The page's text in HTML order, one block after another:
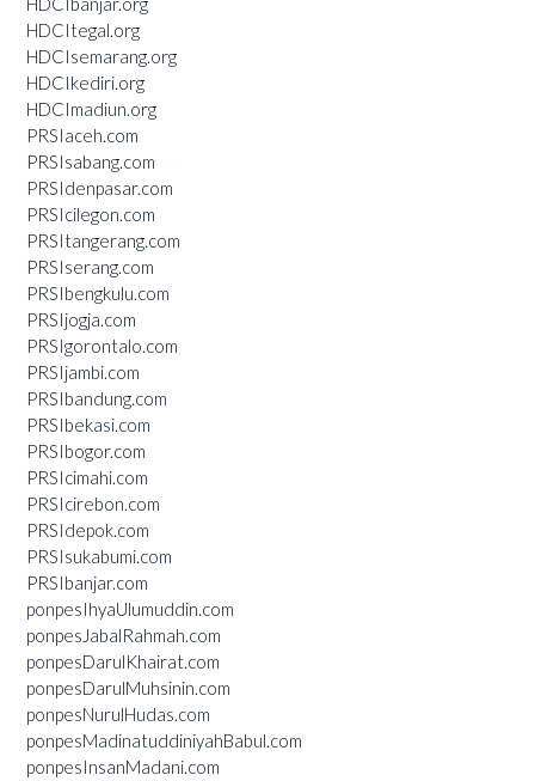
HDCItegal.org
HDCIsemarang.org
HDCIkediri.org
HDCImadiun.org
PRSIaceh.com
PRSIsabang.com
PRSIdenpasar.com
PRSIcilegon.com
PRSItangerang.com
PRSIserang.com
PRSIbengkulu.com
PRSIjogja.com
PRSIgorontalo.com
PRSIjambi.com
PRSIbandung.com
PRSIbekasi.com
PRSIbogor.com
PRSIcimahi.com
PRSIcirebon.com
PRSIdepok.com
PRSIsukabumi.com
PRSIbanjar.com
ponpesIhyaUlumuddin.com
ponpesJabalRahmah.com
ponpesDarulKhairat.com
ponpesDarulMuhsinin.com
ponpesNurulHudas.com
ponpesMadinatuddiniyahBabul.com
ponpesInsanMadani.com